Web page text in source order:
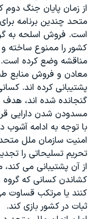
اقتصادی
علم و فناوری
اسرائیل در جنگ
گالری عکس
آرشیو پخش زنده
حمله جمهوری اسلامی به
رمز مهسا
ورزش زنان در ایران
اعتراضات زن، زندگی،
مجموعه مستندهای
تریبونال مردمی آبان ۹۸
دادگاه حمید نوری
چهل سال گروگان‌گیری
قانون شفافیت دارائی
اعتراضات مردمی آبان ۹۸
اسرائیل در جنگ
نرگس محمدی برنده جایزه
همایش محافظه‌کاران
زبانهای مختلف
متحد چندین برنامه
است. فروش اسلحه به
کشور را ممنوع ساخته و
مناقشه وضع کرده است.
معادن و فروش منابع
پشتیبانی کرده اند.
گنجانده شده اند،
مسدودن شدن دارایی
با توجه به ادامه آشوب
امنیت سازمان ملل
تحریم تسلیحاتی را
از آن پشتیبانی می کند،
کشاندن کسانی که
کنند یا مرتکب قساوت
ثبات در کشور بازی کند.